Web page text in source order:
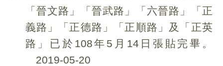
「晉文路」「晉武路」「六晉路」「正
義路」「正德路」「正順路」及「正英
路」已於108年5月14日張貼完畢。
2019-05-20